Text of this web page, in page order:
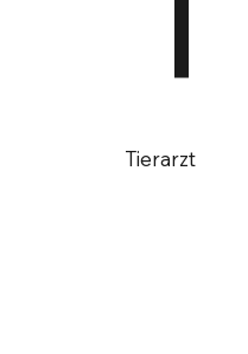
Tierarzt